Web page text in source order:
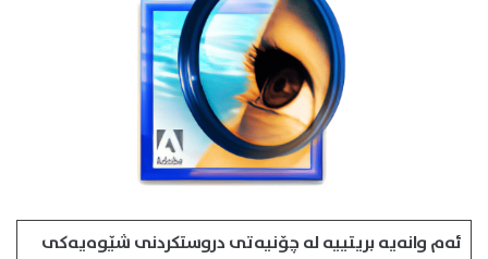
ئه‌م وانه‌یه‌ بریتییه‌ له‌ چۆنیه‌تی دروستكردنی شێوه‌یه‌كی